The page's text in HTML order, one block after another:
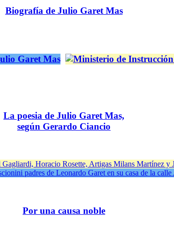
Biografía de Julio Garet Mas
La poesia de Julio Garet Mas,
según Gerardo Ciancio
Por una causa noble